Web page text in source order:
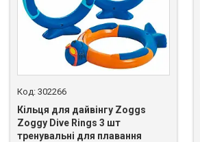
302266
Кільця для дайвінгу Zoggs
Zoggy Dive Rings 3 шт
тренувальні для плавання